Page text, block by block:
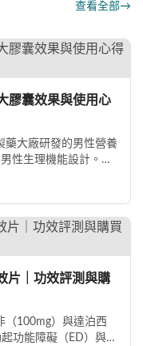
查看全部→
膠囊效果與使用心
藥大廠研發的男性營養
性生理機能設計。根
片｜功效評測與購
（100mg）與達泊西
功能障礙（ED）與早